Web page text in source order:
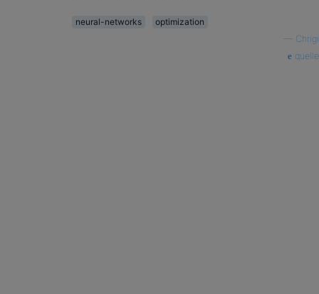
neural-networks
optimization
Chrigi
quelle